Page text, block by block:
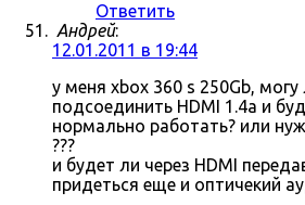
Ответить
Андрей:
12.01.2011 в 19:44
у меня xbox 360 s 250Gb, могу
подсоединить HDMI 1.4a и
нормально работать? или
???
и будет ли через HDMI
придеться еще и оптичекий